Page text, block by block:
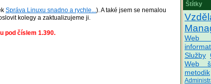
Správa Linuxu snadno a rychle... ). A také jsem se nemalou
kolegy a zaktualizujeme ji.
pod číslem 1.390.
Štítky
Web
Služby
Web
metodik